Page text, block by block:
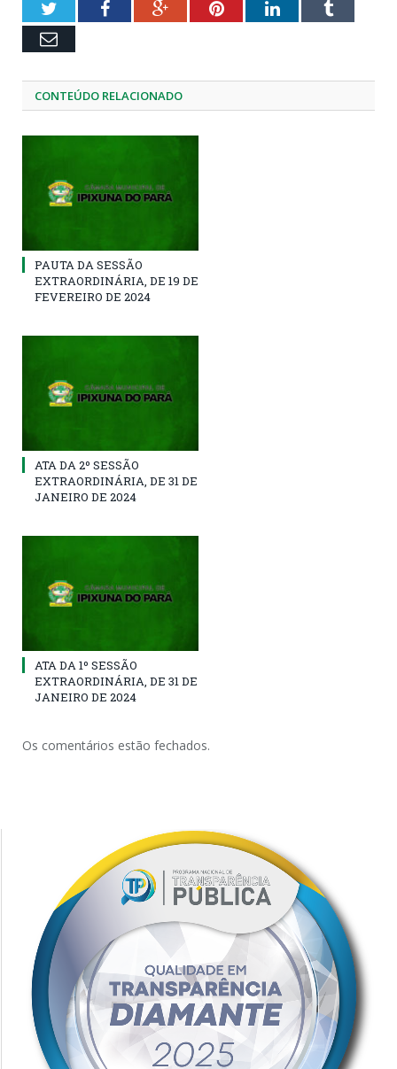
TwitterFacebookGoogle+PinterestLinkedInTumblr
Email
CONTEÚDO RELACIONADO
PAUTA DA SESSÃO
EXTRAORDINÁRIA, DE 19 DE
FEVEREIRO DE 2024
ATA DA 2º SESSÃO
EXTRAORDINÁRIA, DE 31 DE
JANEIRO DE 2024
ATA DA 1º SESSÃO
EXTRAORDINÁRIA, DE 31 DE
JANEIRO DE 2024
Os comentários estão fechados.